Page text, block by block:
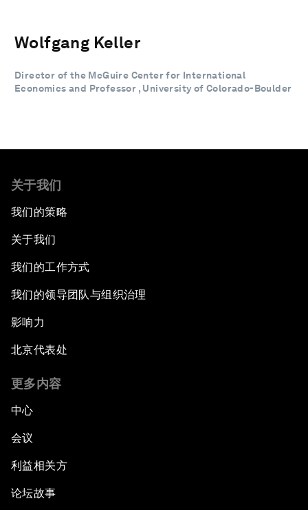
Wolfgang Keller
Director of the McGuire Center for International
Economics and Professor , University of Colorado-Boulder
关于我们
我们的策略
关于我们
我们的工作方式
我们的领导团队与组织治理
影响力
北京代表处
更多内容
中心
会议
利益相关方
论坛故事